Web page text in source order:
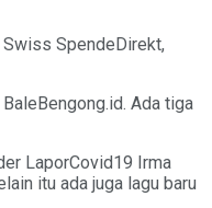
Swiss SpendeDirekt,
Ada tiga
LaporCovid19 Irma
itu ada juga lagu baru